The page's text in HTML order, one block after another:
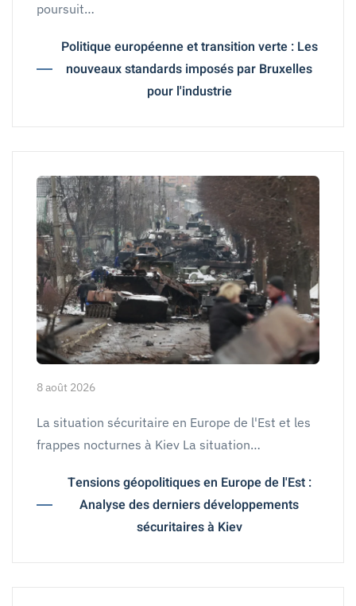
poursuit…
Politique européenne et transition verte : Les
nouveaux standards imposés par Bruxelles
pour l'industrie
8 août 2026
La situation sécuritaire en Europe de l'Est et les
frappes nocturnes à Kiev La situation…
Tensions géopolitiques en Europe de l'Est :
Analyse des derniers développements
sécuritaires à Kiev